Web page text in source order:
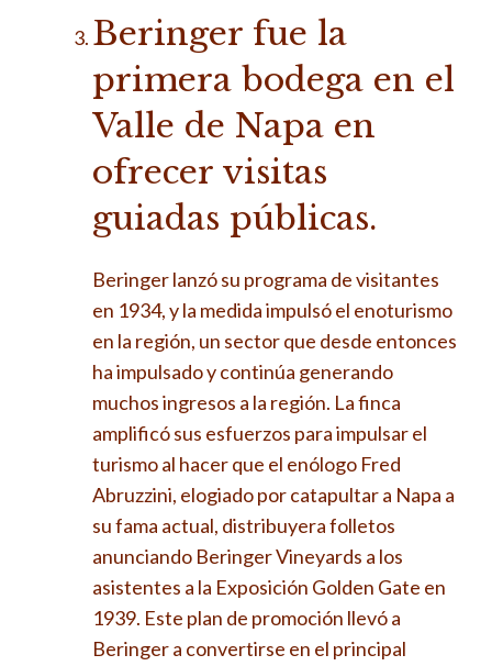
Beringer fue la
primera bodega en el
Valle de Napa en
ofrecer visitas
guiadas públicas.
Beringer lanzó su programa de visitantes
en 1934, y la medida impulsó el enoturismo
en la región, un sector que desde entonces
ha impulsado y continúa generando
muchos ingresos a la región. La finca
amplificó sus esfuerzos para impulsar el
turismo al hacer que el enólogo Fred
Abruzzini, elogiado por catapultar a Napa a
su fama actual, distribuyera folletos
anunciando Beringer Vineyards a los
asistentes a la Exposición Golden Gate en
1939. Este plan de promoción llevó a
Beringer a convertirse en el principal